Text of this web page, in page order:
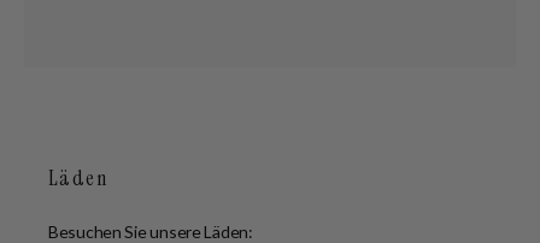
Läden
Besuchen Sie unsere Läden: